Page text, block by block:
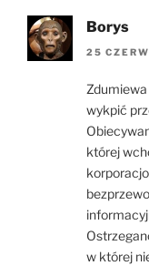
Borys
25
wykpić
której
w której